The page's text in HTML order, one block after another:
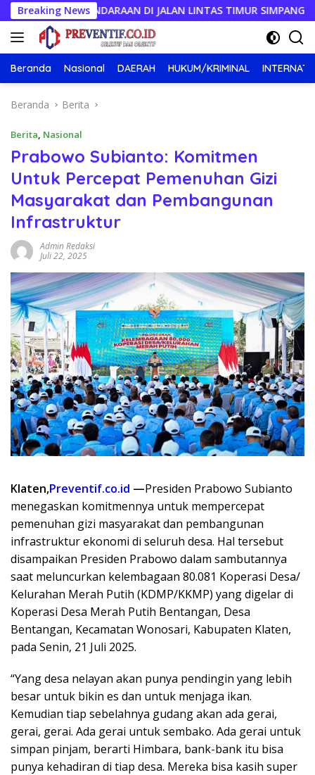
Langsung
ke
konten
Breaking News
KENDARAAN DI JALAN LINTAS TIMUR SIMPANG PEMATANG
Beranda Nasional DAERAH HUKUM/KRIMINAL
Beranda Berita
Berita, Nasional
Prabowo Subianto: Komitmen
Untuk Percepat Pemenuhan Gizi
Masyarakat dan Pembangunan
Infrastruktur
Admin Redaksi
Juli 22, 2025
Klaten,Preventif.co.id —Presiden Prabowo Subianto
menegaskan komitmennya untuk mempercepat
pemenuhan gizi masyarakat dan pembangunan
infrastruktur ekonomi di seluruh desa. Hal tersebut
disampaikan Presiden Prabowo dalam sambutannya
saat meluncurkan kelembagaan 80.081 Koperasi Desa/
Kelurahan Merah Putih (KDMP/KKMP) yang digelar di
Koperasi Desa Merah Putih Bentangan, Desa
Bentangan, Kecamatan Wonosari, Kabupaten Klaten,
pada Senin, 21 Juli 2025.
“Yang desa nelayan akan punya pendingin yang lebih
besar untuk bikin es dan untuk menjaga ikan.
Kemudian tiap sebelahnya gudang akan ada gerai,
gerai, gerai. Ada gerai untuk sembako. Ada gerai untuk
simpan pinjam, berarti Himbara, bank-bank itu bisa
punya kehadiran di tiap desa. Mereka bisa kasih super